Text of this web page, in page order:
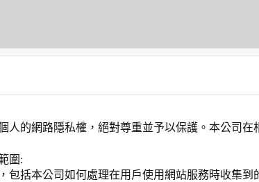
人的網路隱私權，絕對尊重並予以保護。本公司
圍:
包括本公司如何處理在用戶使用網站服務時收集